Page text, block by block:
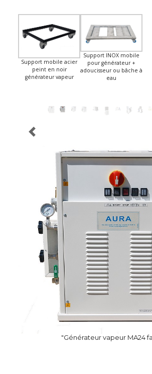
Support mobile acier
peint en noir
générateur vapeur
Support INOX mobile
pour générateur +
adoucisseur ou bâche à
eau
"Générateur vapeur MA24